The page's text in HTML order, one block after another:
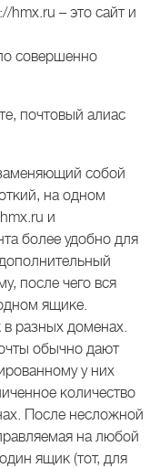
– это сайт и
совершенно
почтовый алиас
собой
на одном
и
более удобно для
после чего вся
ящике.
разных доменах.
обычно дают
у них
количество
После несложной
на любой
ящик (тот, для